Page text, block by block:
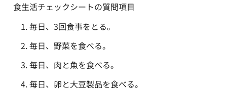
食生活チェックシートの質問項目
毎日、3回食事をとる。
毎日、野菜を食べる。
毎日、肉と魚を食べる。
毎日、卵と大豆製品を食べる。